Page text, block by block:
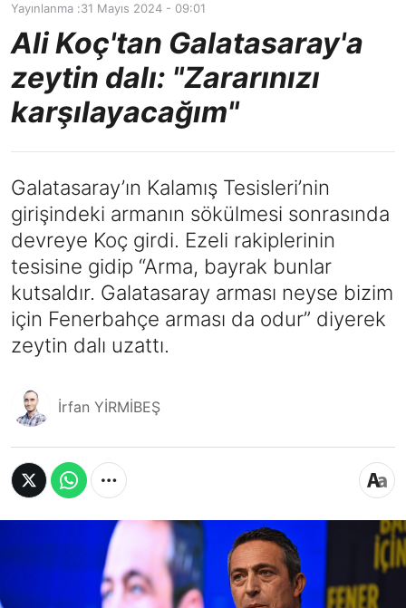
Yayınlanma :31 Mayıs 2024 - 09:01
Ali Koç'tan Galatasaray'a
zeytin dalı: "Zararınızı
karşılayacağım"
Galatasaray’ın Kalamış Tesisleri’nin
girişindeki armanın sökülmesi sonrasında
devreye Koç girdi. Ezeli rakiplerinin
tesisine gidip “Arma, bayrak bunlar
kutsaldır. Galatasaray arması neyse bizim
için Fenerbahçe arması da odur” diyerek
zeytin dalı uzattı.
İrfan YİRMİBEŞ